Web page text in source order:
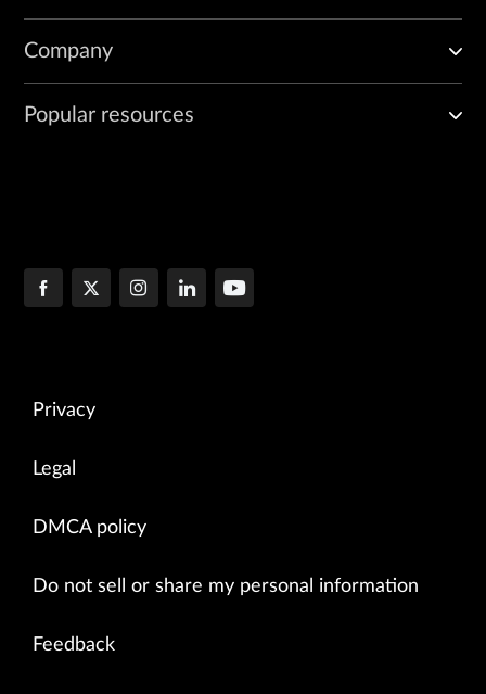
Company
Popular resources
Privacy
Legal
DMCA policy
Do not sell or share my personal information
Feedback